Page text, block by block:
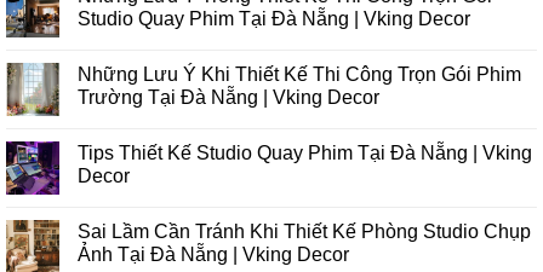
luận
ở
Hướng
Thiết
Kế
Studio
Chụp
Ảnh
Nẵng
Vking
Studio Quay Phim Tại Đà Nẵng | Vking Decor
bình
luận
ở
Trong
Thiết
Công
Trọn
Gói
Những Lưu Ý Khi Thiết Kế Thi Công Trọn Gói Phim
Trường Tại Đà Nẵng | Vking Decor
bình
luận
ở
Ý
Khi
Thiết
Tips Thiết Kế Studio Quay Phim Tại Đà Nẵng | Vking
Decor
bình
luận
ở
Sai Lầm Cần Tránh Khi Thiết Kế Phòng Studio Chụp
Ảnh Tại Đà Nẵng | Vking Decor